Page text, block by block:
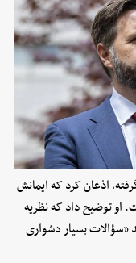
اذعان کرد که ایمانش
او توضیح داد که نظریه
«سؤالات بسیار دشواری